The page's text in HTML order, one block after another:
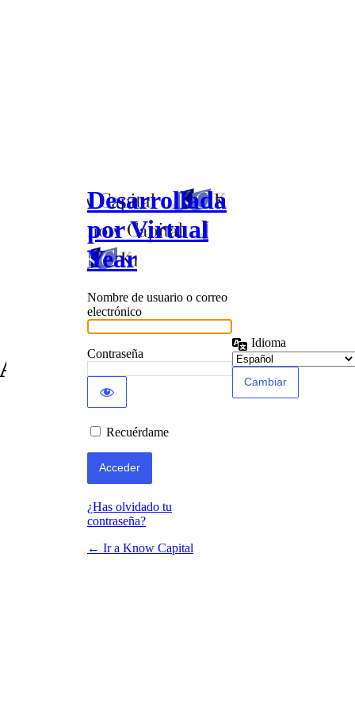
Acceder
Desarrollada
por Virtual
Year
Nombre de usuario o correo
electrónico
Contraseña
Recuérdame
¿Has olvidado tu
contraseña?
← Ir a Know Capital
Idioma